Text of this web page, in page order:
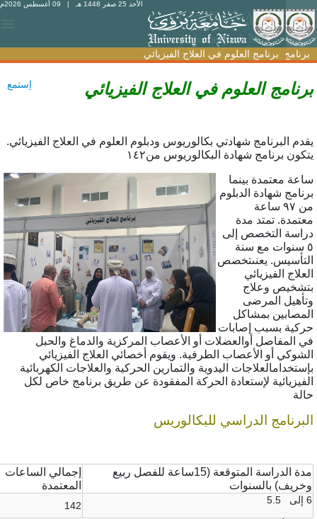
| 09 أغسطس 2026م
العلوم في العلاج الفيزيائي
برنامج العلوم في العلاج الفيزيائي
اِستمع العلوم في العلاج الفيزيائي
البرنامج شهادتي بكالوريوس ودبلوم العلوم في العلاج الفيزيائي.
برنامج شهادة البكالوريوس من ١٤٢
معتمدةبينما
شهادة الدبلوم
عة
تمتد مدة
التخصص إلى
سنوات مع سنة
يعنى تخصص
الفيزيائي
وعلاج
المرضى
بمشاكل
بسبب إصابات
المفاصل أو العضلاتأو الأعصاب المركزية والدماغ والحبل
أو الأعصاب الطرفية. ويقوم أخصائي العلاج الفيزيائي
العلاجات اليدوية والتمارين الحركية والعلاجات الكهربائية
لإستعادة الحركة المفقودة عن طريق برنامج خاص لكل
ة
الدراسي للبكالوريس
مدة الدراسة المتوقعة (15ساعة للفصل ربيع
بالسنوات
إجمالي الساعات
المعتمدة
142